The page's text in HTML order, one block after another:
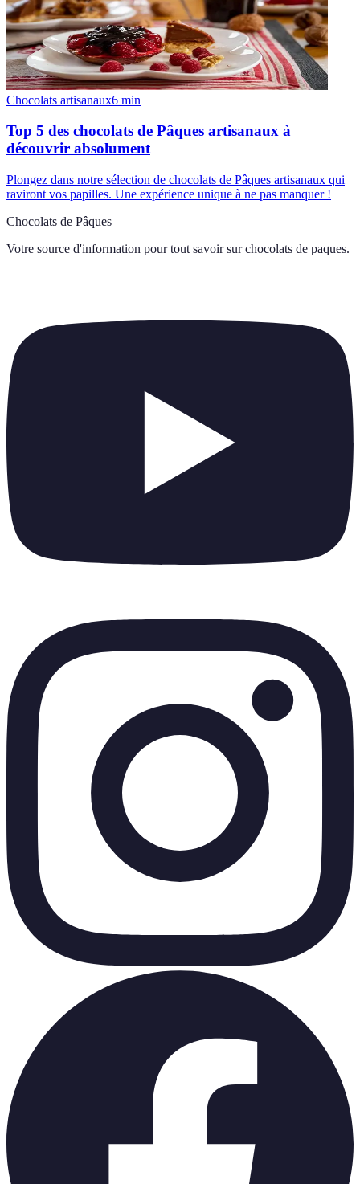
Chocolats artisanaux6 min
Top 5 des chocolats de Pâques artisanaux à
découvrir absolument
Plongez dans notre sélection de chocolats de Pâques artisanaux qui
raviront vos papilles. Une expérience unique à ne pas manquer !
Chocolats de Pâques
Votre source d'information pour tout savoir sur chocolats de paques.